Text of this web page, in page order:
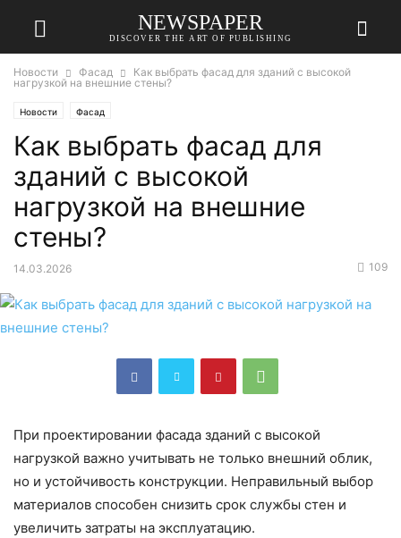
NEWSPAPER
DISCOVER THE ART OF PUBLISHING
Новости Фасад
Как выбрать фасад для зданий с высокой
нагрузкой на внешние стены?
Новости Фасад
Как выбрать фасад для
зданий с высокой
нагрузкой на внешние
стены?
14.03.2026 109
При проектировании фасада зданий с высокой
нагрузкой важно учитывать не только внешний облик,
но и устойчивость конструкции. Неправильный выбор
материалов способен снизить срок службы стен и
увеличить затраты на эксплуатацию.